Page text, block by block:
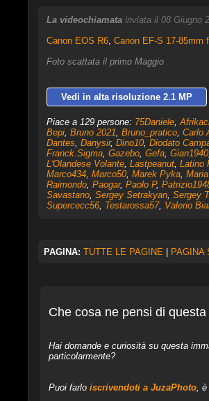
La videochiamata inviata il 08 Giugno
Canon EOS R6, Canon EF-S 17-85mm
Foto scattata il primo Maggio
Vedi in alta risoluzione 2.1 MP
Piace a 129 persone: 75Daniele,
Bepi, Bruno 2021 Bruno_pratico, Carlo
Dantes Danysir, Dino10, Diodato
Franck.Sigma, Gazebo, Gefa, Gian1940,
L'Olandese Volante, Lastpeanut, Latino
Marco434, Marco50, Marek Pyka,
Raimondo, Paogar, Paolo P,
Savastano, Sergey Setrakyan, Sergey
Supercecc56, Testarossa57, Valerio
PAGINA: TUTTE LE PAGINE PAGINA
Che cosa ne pensi di questa
Hai domande e curiosità su questa
particolarmente?
Puoi farlo iscrivendoti a JuzaPhoto, è